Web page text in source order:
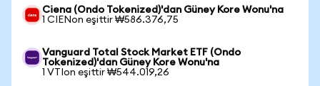
Ciena (Ondo Tokenized)'dan Güney Kore Wonu'na
1 CIENon eşittir ₩586.376,75
Vanguard Total Stock Market ETF (Ondo
Tokenized)'dan Güney Kore Wonu'na
1 VTIon eşittir ₩544.019,26